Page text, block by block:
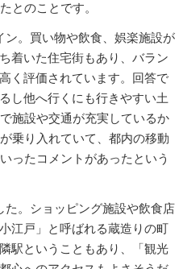
とのことです。
。買い物や飲食、娯楽施設が
着いた住宅街もあり、バラン
く評価されています。回答で
し他へ行くにも行きやすい土
施設や交通が充実しているか
乗り入れていて、都内の移動
ったコメントがあったという
。ショッピング施設や飲食店
江戸」と呼ばれる蔵造りの町
駅ということもあり、「観光